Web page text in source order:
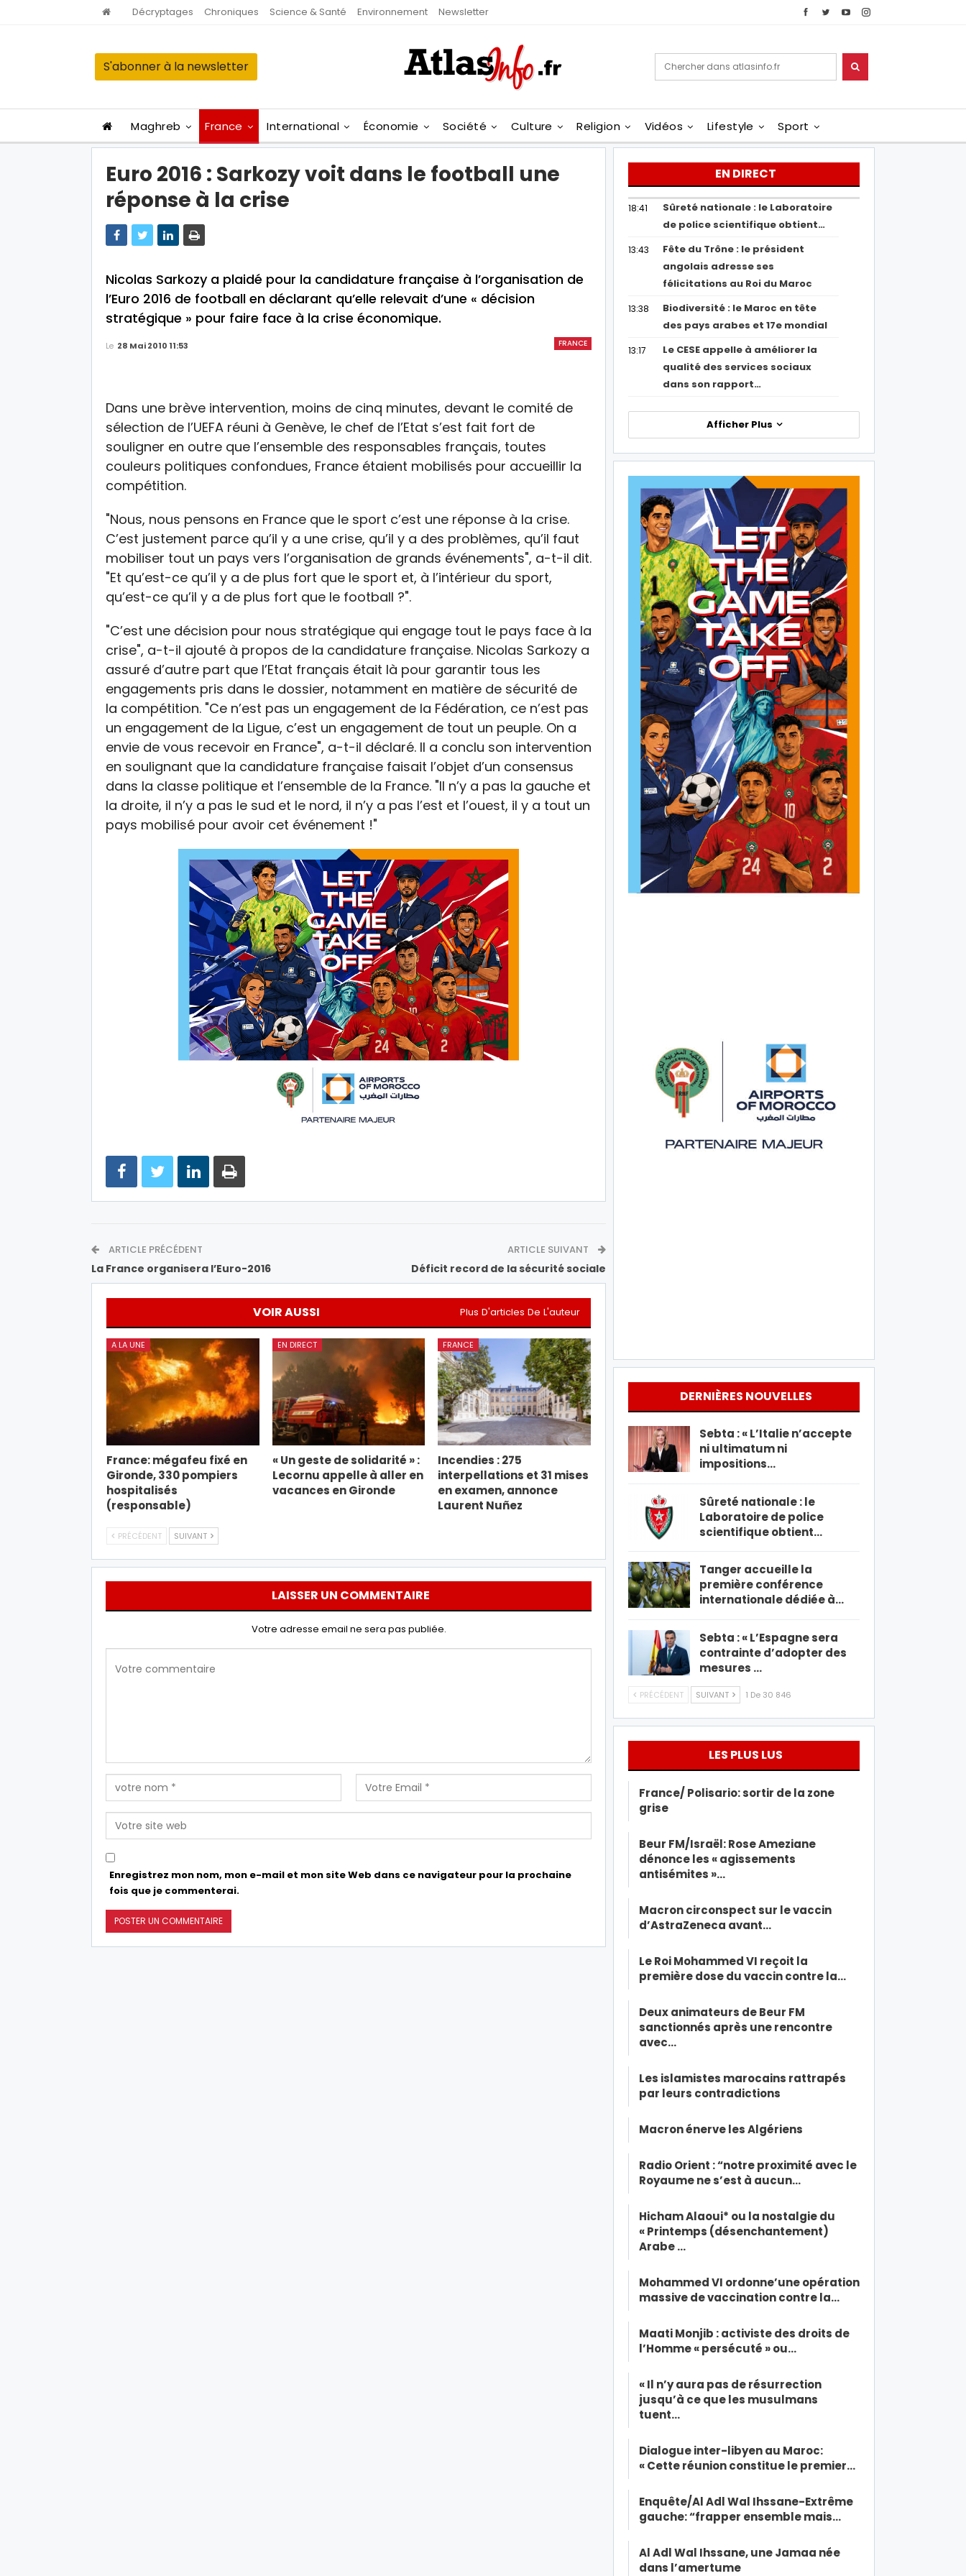
Décryptages Chroniques Science & Santé Environnement Newsletter
S'abonner à la newsletter
Maghreb France International Économie Société Culture Religion Vidéos Lifestyle Sport
Euro 2016 : Sarkozy voit dans le football une
réponse à la crise
Nicolas Sarkozy a plaidé pour la candidature française à l’organisation de
l’Euro 2016 de football en déclarant qu’elle relevait d’une « décision
stratégique » pour faire face à la crise économique.
FRANCE
Le 28 Mai 2010 11:53
Dans une brève intervention, moins de cinq minutes, devant le comité de
sélection de l’UEFA réuni à Genève, le chef de l’Etat s’est fait fort de
souligner en outre que l’ensemble des responsables français, toutes
couleurs politiques confondues, France étaient mobilisés pour accueillir la
compétition.
"Nous, nous pensons en France que le sport c’est une réponse à la crise.
C’est justement parce qu’il y a une crise, qu’il y a des problèmes, qu’il faut
mobiliser tout un pays vers l’organisation de grands événements", a-t-il dit.
"Et qu’est-ce qu’il y a de plus fort que le sport et, à l’intérieur du sport,
qu’est-ce qu’il y a de plus fort que le football ?".
"C’est une décision pour nous stratégique qui engage tout le pays face à la
crise", a-t-il ajouté à propos de la candidature française. Nicolas Sarkozy a
assuré d’autre part que l’Etat français était là pour garantir tous les
engagements pris dans le dossier, notamment en matière de sécurité de
la compétition. "Ce n’est pas un engagement de la Fédération, ce n’est pas
un engagement de la Ligue, c’est un engagement de tout un peuple. On a
envie de vous recevoir en France", a-t-il déclaré. Il a conclu son intervention
en soulignant que la candidature française faisait l’objet d’un consensus
dans la classe politique et l’ensemble de la France. "Il n’y a pas la gauche et
la droite, il n’y a pas le sud et le nord, il n’y a pas l’est et l’ouest, il y a tout un
pays mobilisé pour avoir cet événement !"
ARTICLE PRÉCÉDENT
La France organisera l’Euro-2016
ARTICLE SUIVANT
Déficit record de la sécurité sociale
VOIR AUSSI Plus D'articles De L'auteur
A LA UNE
France: mégafeu fixé en
Gironde, 330 pompiers
hospitalisés
(responsable)
EN DIRECT
« Un geste de solidarité » :
Lecornu appelle à aller en
vacances en Gironde
FRANCE
Incendies : 275
interpellations et 31 mises
en examen, annonce
Laurent Nuñez
PRÉCÉDENT SUIVANT
LAISSER UN COMMENTAIRE
Votre adresse email ne sera pas publiée.
Enregistrez mon nom, mon e-mail et mon site Web dans ce navigateur pour la prochaine
fois que je commenterai.
EN DIRECT
18:41
Sûreté nationale : le Laboratoire
de police scientifique obtient…
13:43
Fête du Trône : le président
angolais adresse ses
félicitations au Roi du Maroc
13:38
Biodiversité : le Maroc en tête
des pays arabes et 17e mondial
13:17
Le CESE appelle à améliorer la
qualité des services sociaux
dans son rapport…
Afficher Plus
DERNIÈRES NOUVELLES
Sebta : « L’Italie n’accepte
ni ultimatum ni
impositions…
Sûreté nationale : le
Laboratoire de police
scientifique obtient…
Tanger accueille la
première conférence
internationale dédiée à…
Sebta : « L’Espagne sera
contrainte d’adopter des
mesures …
PRÉCÉDENT SUIVANT 1 De 30 846
LES PLUS LUS
France/ Polisario: sortir de la zone
grise
Beur FM/Israël: Rose Ameziane
dénonce les « agissements
antisémites »…
Macron circonspect sur le vaccin
d’AstraZeneca avant…
Le Roi Mohammed VI reçoit la
première dose du vaccin contre la…
Deux animateurs de Beur FM
sanctionnés après une rencontre
avec…
Les islamistes marocains rattrapés
par leurs contradictions
Macron énerve les Algériens
Radio Orient : “notre proximité avec le
Royaume ne s’est à aucun…
Hicham Alaoui* ou la nostalgie du
« Printemps (désenchantement)
Arabe …
Mohammed VI ordonne’une opération
massive de vaccination contre la…
Maati Monjib : activiste des droits de
l’Homme « persécuté » ou…
« Il n’y aura pas de résurrection
jusqu’à ce que les musulmans
tuent…
Dialogue inter-libyen au Maroc:
« Cette réunion constitue le premier…
Enquête/Al Adl Wal Ihssane-Extrême
gauche: “frapper ensemble mais…
Al Adl Wal Ihssane, une Jamaa née
dans l’amertume